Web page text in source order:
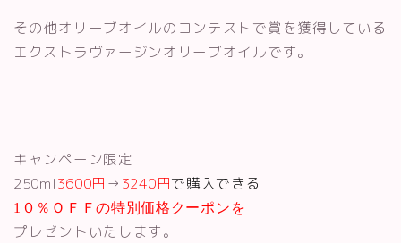
その他オリーブオイルのコンテストで賞を獲得している
エクストラヴァージンオリーブオイルです。
キャンペーン限定
250ml3600円 → 3240円で購入できる
1 ０％ＯＦＦの特別価格クーポンを
プレゼントいたします。